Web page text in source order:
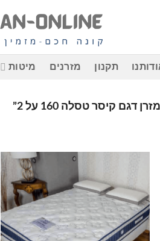
תקנון מזרנים מיטות
דגם קיסר טסלה 160 על 2”
הוסף
למוצרים
שאהבתי